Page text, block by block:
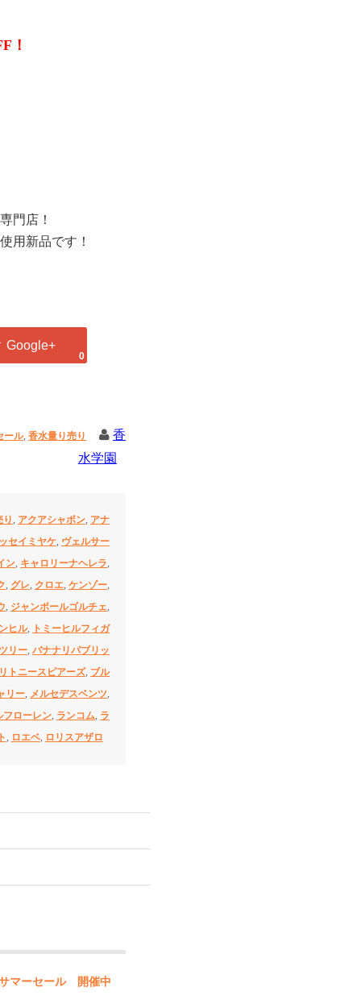
！
門店！
用新品です！
0
ール,香水量り売り
香
水学園
り, アクアシャボン, アナ
セイミヤケ, ヴェルサー
ン, キャロリーナヘレラ,
, グレ, クロエ, ケンゾー,
, ジャンポールゴルチェ,
ヒル,
トミーヒルフィガ
リー, バナナリパブリッ
トニースピアーズ, ブル
リー, メルセデスベンツ,
フローレン, ランコム, ラ
, ロエベ, ロリスアザロ
マーセール 開催中